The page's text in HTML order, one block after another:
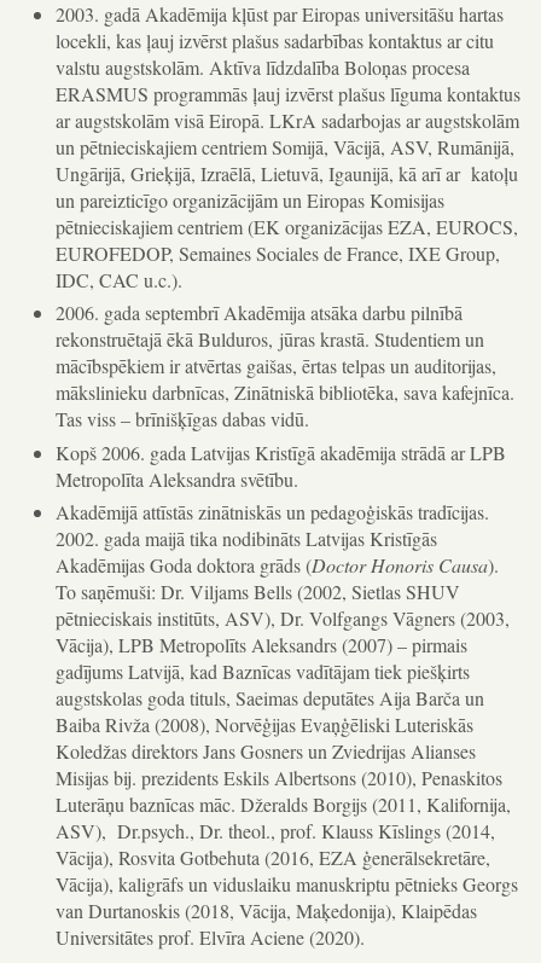
2003. gadā Akadēmija kļūst par Eiropas universitāšu hartas
locekli, kas ļauj izvērst plašus sadarbības kontaktus ar citu
valstu augstskolām. Aktīva līdzdalība Boloņas procesa
ERASMUS programmās ļauj izvērst plašus līguma kontaktus
ar augstskolām visā Eiropā. LKrA sadarbojas ar augstskolām
un pētnieciskajiem centriem Somijā, Vācijā, ASV, Rumānijā,
Ungārijā, Grieķijā, Izraēlā, Lietuvā, Igaunijā, kā arī ar katoļu
un pareizticīgo organizācijām un Eiropas Komisijas
pētnieciskajiem centriem (EK organizācijas EZA, EUROCS,
EUROFEDOP, Semaines Sociales de France, IXE Group,
IDC, CAC u.c.).
2006. gada septembrī Akadēmija atsāka darbu pilnībā
rekonstruētajā ēkā Bulduros, jūras krastā. Studentiem un
mācībspēkiem ir atvērtas gaišas, ērtas telpas un auditorijas,
mākslinieku darbnīcas, Zinātniskā bibliotēka, sava kafejnīca.
Tas viss – brīnišķīgas dabas vidū.
Kopš 2006. gada Latvijas Kristīgā akadēmija strādā ar LPB
Metropolīta Aleksandra svētību.
Akadēmijā attīstās zinātniskās un pedagoģiskās tradīcijas.
2002. gada maijā tika nodibināts Latvijas Kristīgās
Akadēmijas Goda doktora grāds (Doctor Honoris Causa).
To saņēmuši: Dr. Viljams Bells (2002, Sietlas SHUV
pētnieciskais institūts, ASV), Dr. Volfgangs Vāgners (2003,
Vācija), LPB Metropolīts Aleksandrs (2007) – pirmais
gadījums Latvijā, kad Baznīcas vadītājam tiek piešķirts
augstskolas goda tituls, Saeimas deputātes Aija Barča un
Baiba Rivža (2008), Norvēģijas Evaņģēliski Luteriskās
Koledžas direktors Jans Gosners un Zviedrijas Alianses
Misijas bij. prezidents Eskils Albertsons (2010), Penaskitos
Luterāņu baznīcas māc. Džeralds Borgijs (2011, Kalifornija,
ASV), Dr.psych., Dr. theol., prof. Klauss Kīslings (2014,
Vācija), Rosvita Gotbehuta (2016, EZA ģenerālsekretāre,
Vācija), kaligrāfs un viduslaiku manuskriptu pētnieks Georgs
van Durtanoskis (2018, Vācija, Maķedonija), Klaipēdas
Universitātes prof. Elvīra Aciene (2020).